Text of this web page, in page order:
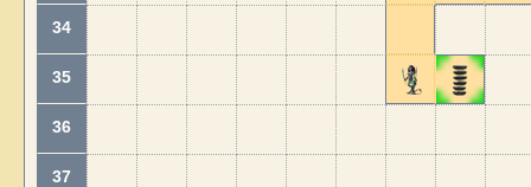
34
35
36
37